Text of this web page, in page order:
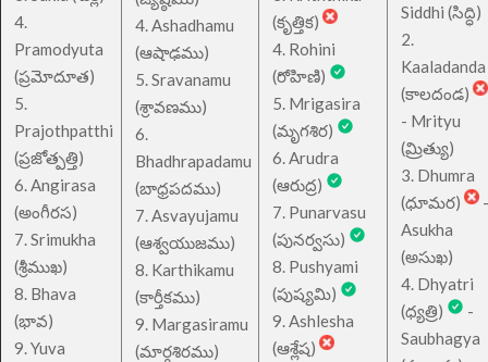
4.
Pramodyuta
(ప్రమోదూత)
5.
Prajothpatthi
(ప్రజోత్పత్తి)
6. Angirasa
(అంగీరస)
7. Srimukha
(శ్రీముఖ)
8. Bhava
(భావ)
9. Yuva
4. Ashadhamu
(ఆషాఢము)
5. Sravanamu
(శ్రావణము)
6.
Bhadhrapadamu
(బాధ్రపదము)
7. Asvayujamu
(ఆశ్వయుజము)
8. Karthikamu
(కార్తీకము)
9. Margasiramu
(మార్గశిరము)
(కృత్తిక)
4. Rohini
(రోహిణి)
5. Mrigasira
(మృగశిర)
6. Arudra
(ఆరుద్ర)
7. Punarvasu
(పునర్వసు)
8. Pushyami
(పుష్యమి)
9. Ashlesha
(ఆశ్లేష)
Siddhi (సిద్ధి)
2.
Kaaladanda
(కాలదండ)
- Mrityu
(మ్రిత్యు)
3. Dhumra
(ధూమర)
-
Asukha
(అసుఖ)
4. Dhyatri
(ధ్యత్రి)
-
Saubhagya